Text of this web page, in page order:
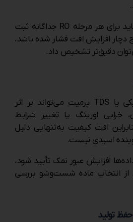
افزایش اختلاف فشار باید برای هر مرحله RO جداگانه ثبت
دچار افزایش افت فشار شده باشد،
دقیق‌تر تشخیص داد.
افزایش هدایت الکتریکی یا TDS پرمیت می‌تواند بر اثر
خرابی اورینگ یا تغییر شرایط
افت کیفیت به‌تنهایی دلیل
اسیدی نیست.
افزایش عبور نمک تأیید شود،
از انتخاب ماده شست‌وشو بررسی
تولید